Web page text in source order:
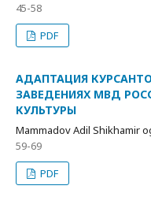
45-58
PDF
АДАПТАЦИЯ
ЗАВЕДЕНИЯХ МВД
КУЛЬТУРЫ
Mammadov Adil Shikhamir
59-69
PDF